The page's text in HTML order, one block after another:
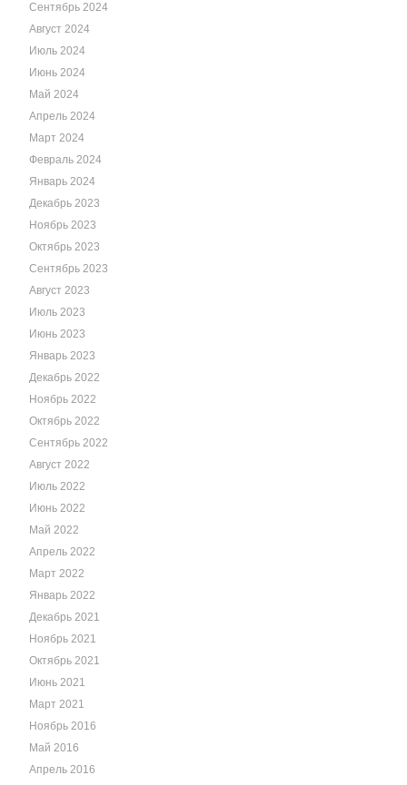
Сентябрь 2024
Август 2024
Июль 2024
Июнь 2024
Май 2024
Апрель 2024
Март 2024
Февраль 2024
Январь 2024
Декабрь 2023
Ноябрь 2023
Октябрь 2023
Сентябрь 2023
Август 2023
Июль 2023
Июнь 2023
Январь 2023
Декабрь 2022
Ноябрь 2022
Октябрь 2022
Сентябрь 2022
Август 2022
Июль 2022
Июнь 2022
Май 2022
Апрель 2022
Март 2022
Январь 2022
Декабрь 2021
Ноябрь 2021
Октябрь 2021
Июнь 2021
Март 2021
Ноябрь 2016
Май 2016
Апрель 2016